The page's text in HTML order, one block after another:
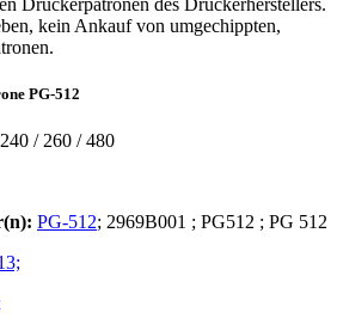
kein Ankauf von umgechippten,
PG-512
/ 260 / 480
PG-512; 2969B001 ; PG512 ; PG 512